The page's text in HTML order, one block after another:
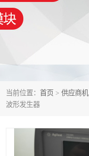
当前位置： 首页 > 供应商机
波形发生器
泰克示波器
音频分析仪